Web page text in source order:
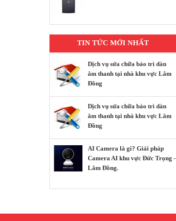
TIN TỨC MỚI NHẤT
Dịch vụ sửa chữa bảo trì dàn
âm thanh tại nhà khu vực Lâm
Đồng
Dịch vụ sửa chữa bảo trì dàn
âm thanh tại nhà khu vực Lâm
Đồng
AI Camera là gì? Giải pháp
Camera AI khu vực Đức Trọng -
Lâm Đồng.